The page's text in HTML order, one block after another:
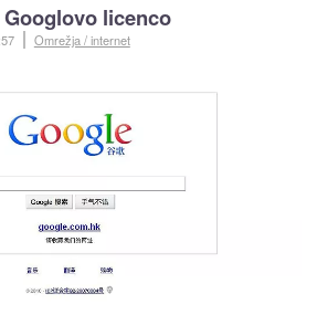
licenco
Omrežja / internet